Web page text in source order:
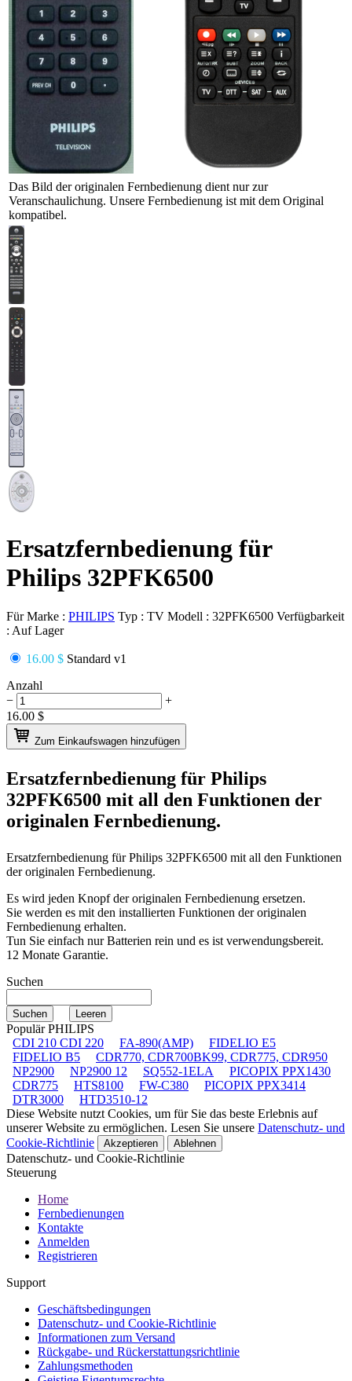
Das Bild der originalen Fernbedienung dient nur zur
Veranschaulichung. Unsere Fernbedienung ist mit dem Original
kompatibel.
Ersatzfernbedienung für
Philips 32PFK6500
Für Marke : PHILIPS Typ : TV Modell : 32PFK6500 Verfügbarkeit
: Auf Lager
16.00 $ Standard v1
Anzahl
−
+
16.00 $
Zum Einkaufswagen hinzufügen
Ersatzfernbedienung für Philips
32PFK6500 mit all den Funktionen der
originalen Fernbedienung.
Ersatzfernbedienung fürPhilips 32PFK6500 mit all den Funktionen
der originalen Fernbedienung.
Es wird jeden Knopf der originalen Fernbedienung ersetzen.
Sie werden es mit den installierten Funktionen der originalen
Fernbedienung erhalten.
Tun Sie einfach nur Batterien rein und es ist verwendungsbereit.
12 Monate Garantie.
Suchen
Populär PHILIPS
CDI 210 CDI 220
FA-890(AMP)
FIDELIO E5
FIDELIO B5
CDR770, CDR700BK99, CDR775, CDR950
NP2900
NP2900 12 SQ552-1ELA
PICOPIX PPX1430
CDR775
HTS8100 FW-C380
PICOPIX PPX3414
DTR3000
HTD3510-12
Diese Website nutzt Cookies, um für Sie das beste Erlebnis auf
unserer Website zu ermöglichen. Lesen Sie unsere Datenschutz- und
Cookie-Richtlinie
Akzeptieren Ablehnen
Datenschutz- und Cookie-Richtlinie
Steuerung
Home
Fernbedienungen
Kontakte
Anmelden
Registrieren
Support
Geschäftsbedingungen
Datenschutz- und Cookie-Richtlinie
Informationen zum Versand
Rückgabe- und Rückerstattungsrichtlinie
Zahlungsmethoden